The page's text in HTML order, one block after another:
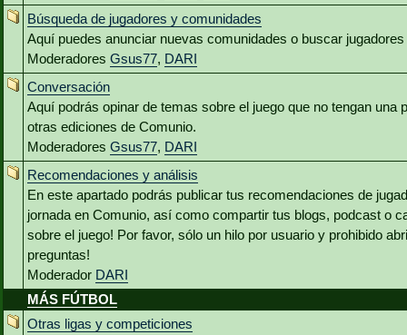
Búsqueda de jugadores y comunidades
Aquí puedes anunciar nuevas comunidades o buscar
Moderadores Gsus77, DARI
Conversación
Aquí podrás opinar de temas sobre el juego que no tengan una
otras ediciones de Comunio.
Moderadores Gsus77, DARI
Recomendaciones y análisis
En este apartado podrás publicar tus recomendaciones de
jornada en Comunio, así como compartir tus blogs, podcast o
sobre el juego! Por favor, sólo un hilo por usuario y prohibido
preguntas!
Moderador DARI
MÁS FÚTBOL
Otras ligas y competiciones